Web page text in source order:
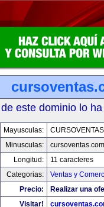
este dominio lo
Mayusculas:
Minusculas:
cursoventas.com
Longitud:
11 caracteres
Categorias:
Ventas y
Precio:
Realizar una
Visitar!